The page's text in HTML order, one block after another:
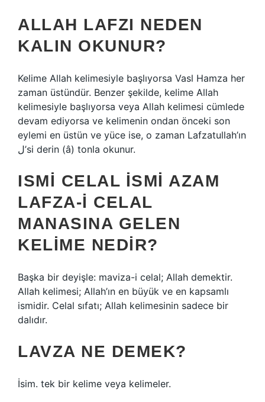
ALLAH LAFZI NEDEN
KALIN OKUNUR?
Kelime Allah kelimesiyle başlıyorsa Vasl Hamza her
zaman üstündür. Benzer şekilde, kelime Allah
kelimesiyle başlıyorsa veya Allah kelimesi cümlede
devam ediyorsa ve kelimenin ondan önceki son
eylemi en üstün ve yüce ise, o zaman Lafzatullah’ın
ل’si derin (â) tonla okunur.
ISMI CELAL ISMI AZAM
LAFZA-I CELAL
MANASINA GELEN
KELIME NEDIR?
Başka bir deyişle: maviza-i celal; Allah demektir.
Allah kelimesi; Allah’ın en büyük ve en kapsamlı
ismidir. Celal sıfatı; Allah kelimesinin sadece bir
dalıdır.
LAVZA NE DEMEK?
İsim. tek bir kelime veya kelimeler.